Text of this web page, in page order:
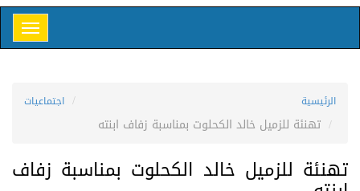
الرئيسية اجتماعيات
تهنئة للزميل خالد الكحلوت بمناسبة زفاف ابنته
تهنئة للزميل خالد الكحلوت بمناسبة زفاف